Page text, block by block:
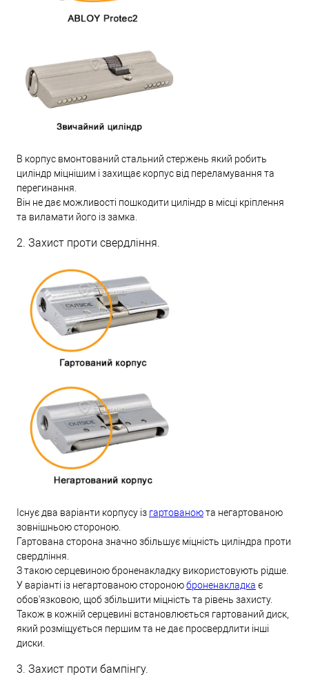
В корпус вмонтований стальний стержень який робить
циліндр міцнішим і захищає корпус від переламування та
перегинання.
Він не дає можливості пошкодити циліндр в місці кріплення
та виламати його із замка.
2. Захист проти свердління.
Існує два варіанти корпусу із гартованоюта негартованою
зовнішньою стороною.
Гартована сторона значно збільшує міцність циліндра проти
свердління.
З такою серцевиною броненакладку використовують рідше.
У варіанті із негартованою стороноюброненакладка є
обов'язковою, щоб збільшити міцність та рівень захисту.
Також в кожній серцевині встановлюється гартований диск,
який розміщується першим та не дає просвердлити інші
диски.
3. Захист проти бампінгу.